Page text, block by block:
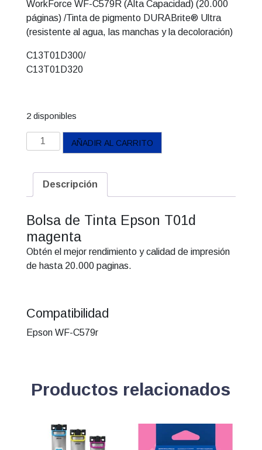
WorkForce WF-C579R (Alta Capacidad) (20.000
páginas) /Tinta de pigmento DURABrite® Ultra
(resistente al agua, las manchas y la decoloración)
C13T01D300/
C13T01D320
2 disponibles
Bolsa
Epson
T01D300
cantidad
AÑADIR AL CARRITO
Descripción
Bolsa de Tinta Epson T01d
magenta
Obtén el mejor rendimiento y calidad de impresión
de hasta 20.000 paginas.
Compatibilidad
Epson WF-C579r
Productos relacionados